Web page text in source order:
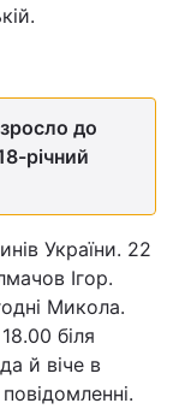
до
річний
України. 22
Ігор.
Микола.
біля
й віче в